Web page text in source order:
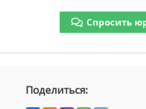
Спросить
Поделиться: